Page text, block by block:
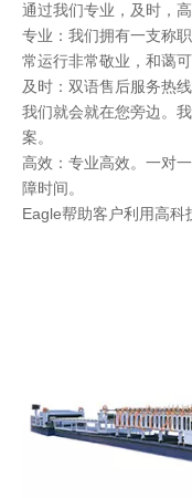
通过我们专业，及时，
专业：我们拥有一支称
常运行非常敬业，和蔼可
及时：双语售后服务热
我们就会就在您旁边。
案。
高效：专业高效。一对
障时间。
Eagle帮助客户利用高科